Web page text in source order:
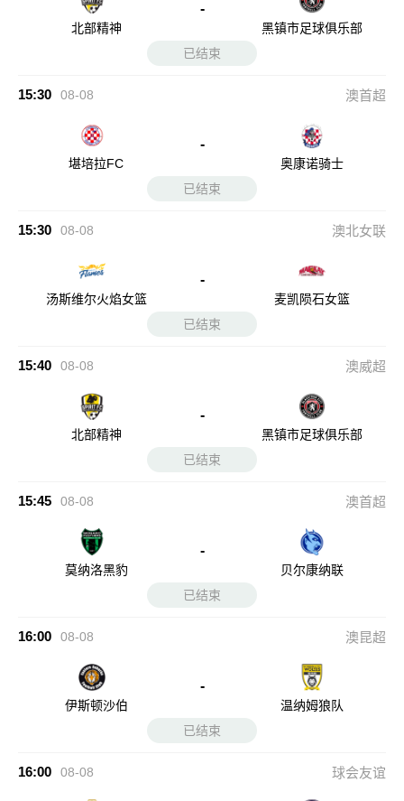
北部精神
-
黑镇市足球俱乐部
已结束
15:30 08-08 澳首超
堪培拉FC
-
奥康诺骑士
已结束
15:30 08-08 澳北女联
汤斯维尔火焰女篮
-
麦凯陨石女篮
已结束
15:40 08-08 澳威超
北部精神
-
黑镇市足球俱乐部
已结束
15:45 08-08 澳首超
莫纳洛黑豹
-
贝尔康纳联
已结束
16:00 08-08 澳昆超
伊斯顿沙伯
-
温纳姆狼队
已结束
16:00 08-08 球会友谊